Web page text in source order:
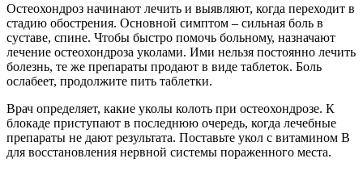
Остеохондроз начинают лечить и выявляют, когда переходит в
стадию обострения. Основной симптом – сильная боль в
суставе, спине. Чтобы быстро помочь больному, назначают
лечение остеохондроза уколами. Ими нельзя постоянно лечить
болезнь, те же препараты продают в виде таблеток. Боль
ослабеет, продолжите пить таблетки.
Врач определяет, какие уколы колоть при остеохондрозе. К
блокаде приступают в последнюю очередь, когда лечебные
препараты не дают результата. Поставьте укол с витамином В
для восстановления нервной системы пораженного места.